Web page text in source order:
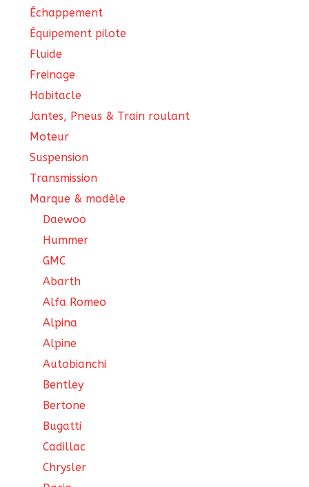
Échappement
Équipement pilote
Fluide
Freinage
Habitacle
Jantes, Pneus & Train roulant
Moteur
Suspension
Transmission
Marque & modèle
Daewoo
Hummer
GMC
Abarth
Alfa Romeo
Alpina
Alpine
Autobianchi
Bentley
Bertone
Bugatti
Cadillac
Chrysler